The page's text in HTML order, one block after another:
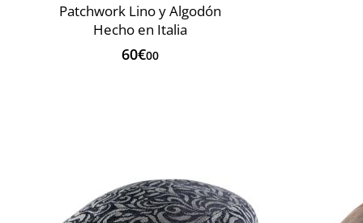
Patchwork Lino y Algodón
Hecho en Italia
60€00